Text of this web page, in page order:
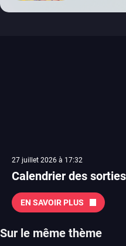
27 juillet 2026 à 17:32
Calendrier des
EN SAVOIR PLUS
Sur le même thème